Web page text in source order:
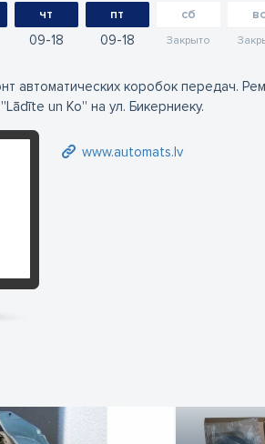
чт
09 18
пт
09 18
сб
Закрыто
вс
автоматических коробок передач.
un Ko'' на ул. Бикерниеку.
www.automats.lv